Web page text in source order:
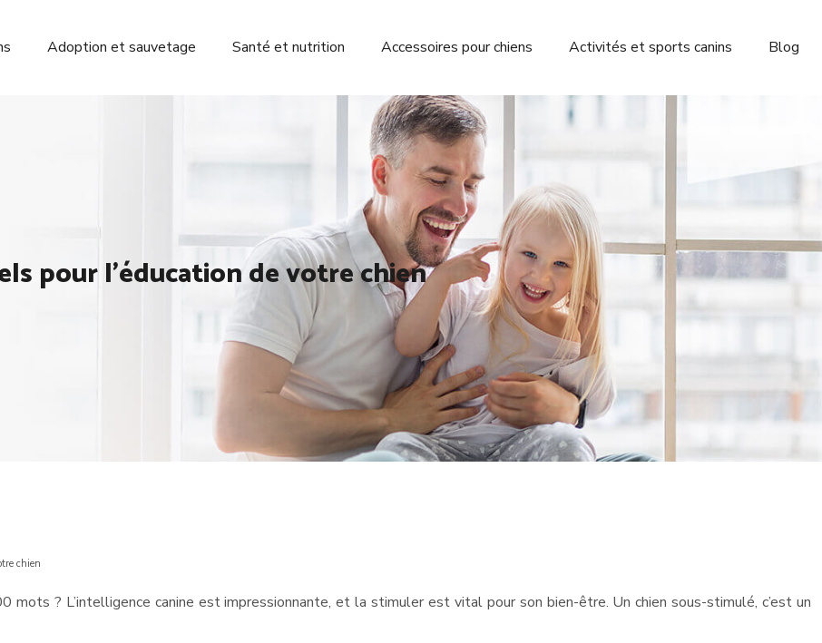
Adoption et sauvetage Santé et nutrition Accessoires pour chiens Activités et sports canins Blog
pour l’éducation de votre chien
chien
mots ? L’intelligence canine est impressionnante, et la stimuler est vital pour son bien-être. Un chien sous-stimulé, c’est un